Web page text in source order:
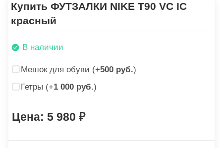
Купить ФУТЗАЛКИ NIKE T90 VC IC
красный
В наличии
Мешок для обуви (+500 руб.)
Гетры (+1 000 руб.)
5 980